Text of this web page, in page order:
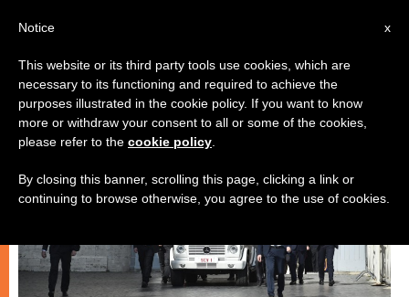
CHIESE LOCALI
x
Notice
This website or its third party tools use cookies, which are
necessary to its functioning and required to achieve the
purposes illustrated in the cookie policy. If you want to know
more or withdraw your consent to all or some of the cookies,
please refer to the cookie policy
By closing this banner, scrolling this page, clicking a link or
continuing to browse otherwise, you agree to the use of cookies.